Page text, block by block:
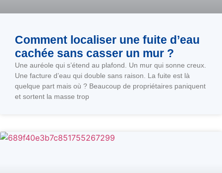
Comment localiser une fuite d’eau
cachée sans casser un mur ?
Une auréole qui s’étend au plafond. Un mur qui sonne creux.
Une facture d’eau qui double sans raison. La fuite est là
quelque part mais où ? Beaucoup de propriétaires paniquent
et sortent la masse trop